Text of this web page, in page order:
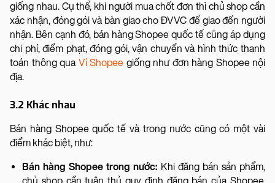
giống nhau. Cụ thể, khi người mua chốt đơn thì chủ shop cần
xác nhận, đóng gói và bàn giao cho ĐVVC để giao đến người
nhận. Bên cạnh đó, bán hàng Shopee quốc tế cũng áp dụng
chi phí, điểm phạt, đóng gói, vận chuyển và hình thức thanh
toán thông qua Ví Shopee giống như đơn hàng Shopee nội
địa.
3.2 Khác nhau
Bán hàng Shopee quốc tế và trong nước cũng có một vài
điểm khác biệt, như:
Bán hàng Shopee trong nước: Khi đăng bán sản phẩm,